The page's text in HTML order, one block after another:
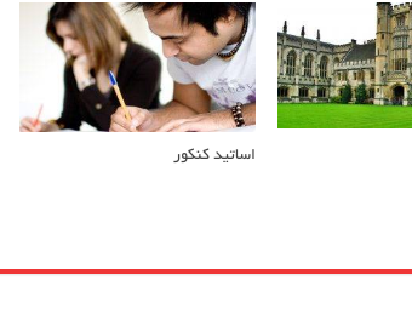
اساتید کنکور